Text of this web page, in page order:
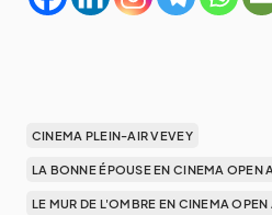
CINEMA PLEIN-AIR VEVEY
LA BONNE ÉPOUSE EN CINEMA OPEN
LE MUR DE L'OMBRE EN CINEMA OPEN